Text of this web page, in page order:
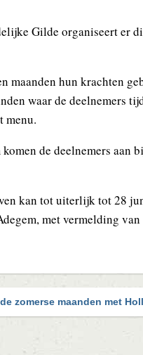
Gilde organiseert er
maanden hun krachten
waar de deelnemers
menu.
de deelnemers aan
kan tot uiterlijk tot 28
met vermelding van
zomerse maanden met